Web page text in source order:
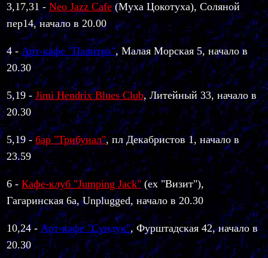
3,17,31 -Neo Jazz Cafe(Муха Цокотуха), Соляной
пер14, начало в 20.00
4 - Арт-кафе "Палитра", Малая Морская 5, начало в
20.30
5,19 - Jimi Hendrix Blues Club, Литейный 33, начало в
20.30
5,19 -бар "Трибунал", пл Декабристов 1, начало в
23.59
6 - Кафе-клуб "Jumping Jack" (ex "Визит"),
Гагаринская 6а, Unplugged, начало в 20.30
10,24 - Арт-кафе "Сундук", Фурштадская 42, начало в
20.30